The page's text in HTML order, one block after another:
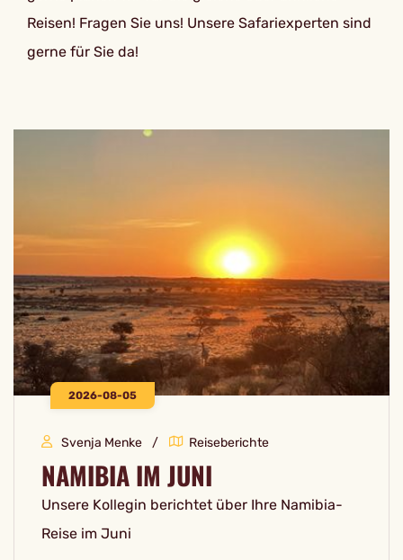
Reisen! Fragen Sie uns! Unsere Safariexperten sind
gerne für Sie da!
2026-08-05
Svenja Menke Reiseberichte
NAMIBIA IM JUNI
Unsere Kollegin berichtet über Ihre Namibia-
Reise im Juni